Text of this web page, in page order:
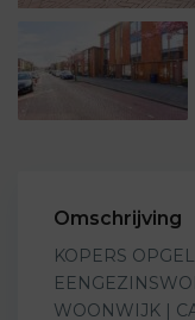
Omschrijving
KOPERS
WOONWIJK |